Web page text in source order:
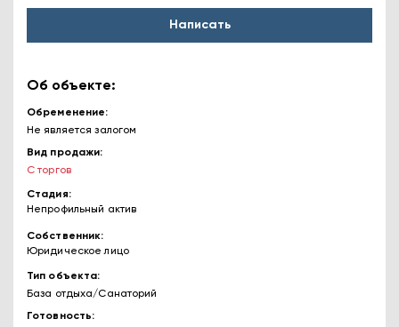
Написать
Об объекте:
Обременение
Не является залогом
Вид продажи
С торгов
Стадия
Непрофильный актив
Собственник
Юридическое лицо
Тип объекта
База отдыха/Санаторий
Готовность